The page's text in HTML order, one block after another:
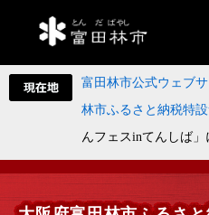
富田林市公式ウェブ
林市ふるさと納税特設
んフェスinてんしば」